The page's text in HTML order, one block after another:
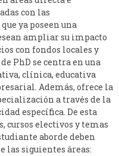
con las
ya poseen una
ampliar su impacto
con fondos locales y
PhD se centra en una
clínica, educativa
Además, ofrece la
a través de la
específica. De esta
cursos electivos y temas
aborde deben
las siguientes áreas: